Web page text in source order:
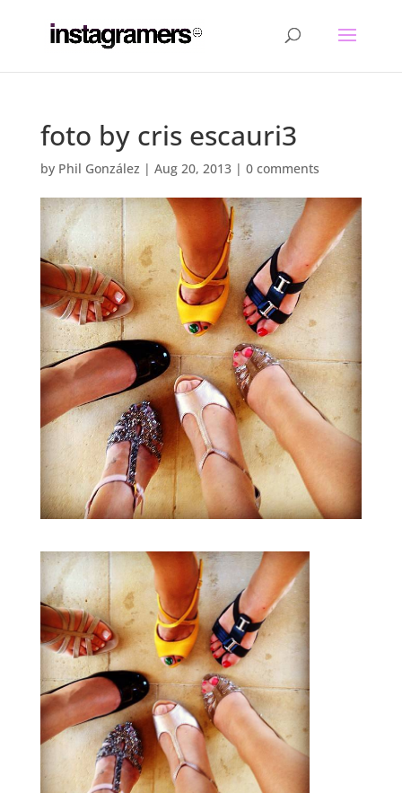
foto by cris escauri3
by Phil González | Aug 20, 2013| 0 comments